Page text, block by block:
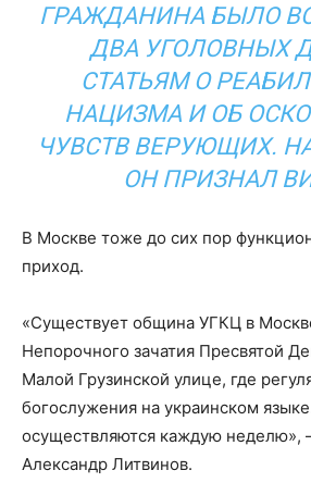
ГРАЖДАНИНА БЫЛО
ДВА УГОЛОВНЫХ
СТАТЬЯМ О
НАЦИЗМА И ОБ
ЧУВСТВ ВЕРУЮЩИХ.
ОН ПРИЗНАЛ
В Москве тоже до сих пор
приход.
«Существует община УГКЦ в
Непорочного зачатия Пресвятой
Малой Грузинской улице, где
богослужения на украинском
осуществляются каждую неделю»,
Александр Литвинов.